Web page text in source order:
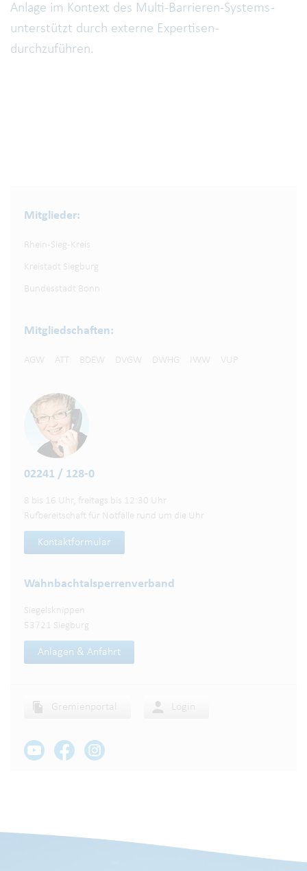
Anlage im Kontext des Multi-Barrieren-Systems -
unterstützt durch externe Expertisen -
durchzuführen.
Mitglieder:
Rhein-Sieg-Kreis
Kreistadt Siegburg
Bundesstadt Bonn
Mitgliedschaften:
AGW ATT BDEW DVGW DWHG IWW VUP
02241 / 128-0
8 bis 16 Uhr, freitags bis 12:30 Uhr
Rufbereitschaft für Notfälle rund um die Uhr
Kontaktformular
Wahnbachtalsperren­verband
Siegelsknippen
53721 Siegburg
Anlagen & Anfahrt
Gremienportal Login